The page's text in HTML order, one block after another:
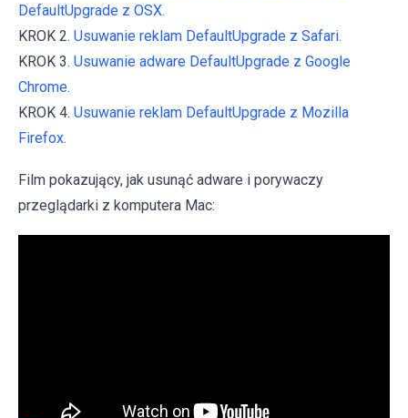
DefaultUpgrade z OSX.
KROK 2. Usuwanie reklam DefaultUpgrade z Safari.
KROK 3. Usuwanie adware DefaultUpgrade z Google
Chrome.
KROK 4. Usuwanie reklam DefaultUpgrade z Mozilla
Firefox.
Film pokazujący, jak usunąć adware i porywaczy
przeglądarki z komputera Mac: